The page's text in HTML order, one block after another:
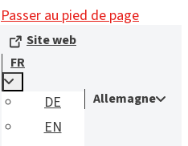
Passer au pied de page
Site web
FR
DE
EN
Allemagne